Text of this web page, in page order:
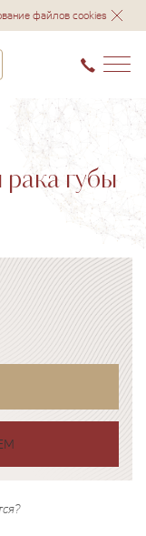
файлов cookies
рака губы